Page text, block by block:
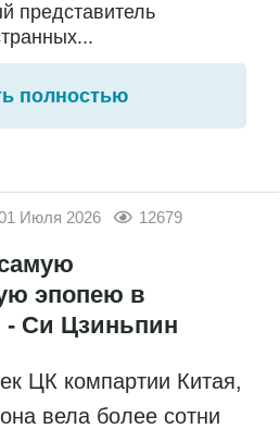
представитель
полностью
Июля 2026 12679
эпопею в
- Си Цзиньпин
ЦК компартии Китая,
вела более сотни